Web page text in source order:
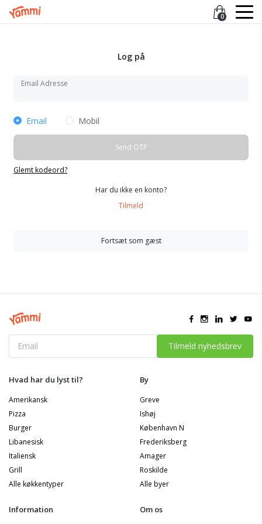
0
Log på
Email Adresse
Email Mobil
Send OTP
Glemt kodeord?
Har du ikke en konto?
Tilmeld
Fortsæt som gæst
Tilmeld nyhedsbrev
Hvad har du lyst til?
Amerikansk
Pizza
Burger
Libanesisk
Italiensk
Grill
Alle køkkentyper
By
Greve
Ishøj
København N
Frederiksberg
Amager
Roskilde
Alle byer
Information Om os